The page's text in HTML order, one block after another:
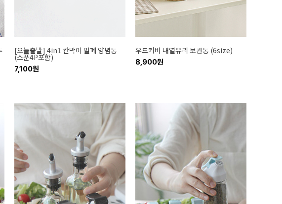
[오늘출발] 4in1 칸막이 밀폐 양념통
(스푼4P포함)
7,100원
우드커버 내열유리 보관통 (6size)
8,900원